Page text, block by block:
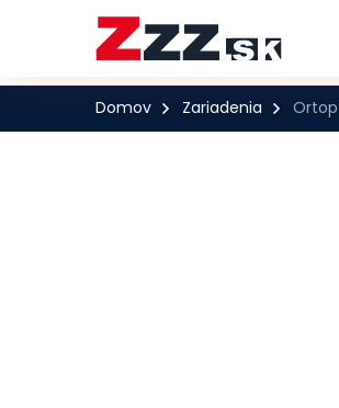
Domov Zariadenia